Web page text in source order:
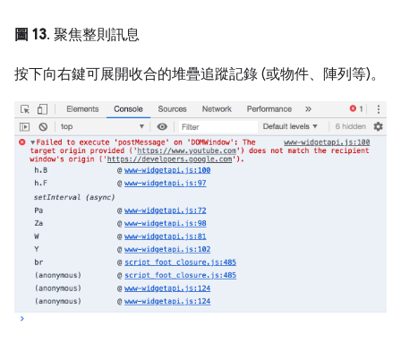
圖 13. 聚焦整則訊息
按下向右鍵可展開收合的堆疊追蹤記錄 (或物件、陣列等)。